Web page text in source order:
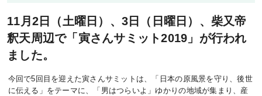
11月2日（土曜日）、3日（日曜日）、柴又帝
釈天周辺で「寅さんサミット2019」が行われ
ました。
今回で5回目を迎えた寅さんサミットは、「日本の原風景を守り、後世
に伝える」をテーマに、「男はつらいよ」ゆかりの地域が集まり、産